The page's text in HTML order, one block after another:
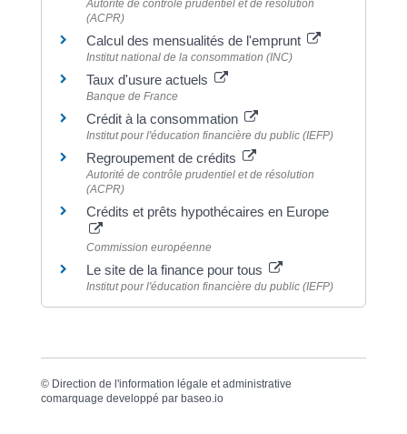
Autorité de contrôle prudentiel et de résolution
(ACPR)
Calcul des mensualités de l'emprunt
Institut national de la consommation (INC)
Taux d'usure actuels
Banque de France
Crédit à la consommation
Institut pour l'éducation financière du public (IEFP)
Regroupement de crédits
Autorité de contrôle prudentiel et de résolution
(ACPR)
Crédits et prêts hypothécaires en Europe
Commission européenne
Le site de la finance pour tous
Institut pour l'éducation financière du public (IEFP)
© Direction de l'information légale et administrative
comarquage developpé par baseo.io